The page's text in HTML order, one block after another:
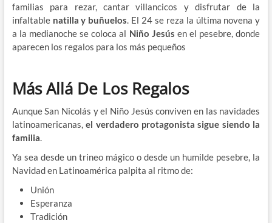
familias para rezar, cantar villancicos y disfrutar de la
infaltable natilla y buñuelos. El 24 se reza la última novena y
a la medianoche se coloca al Niño Jesús en el pesebre, donde
aparecen los regalos para los más pequeños
Más Allá De Los Regalos
Aunque San Nicolás y el Niño Jesús conviven en las navidades
latinoamericanas,el verdadero protagonista sigue siendo la
familia.
Ya sea desde un trineo mágico o desde un humilde pesebre, la
Navidad en Latinoamérica palpita al ritmo de:
Unión
Esperanza
Tradición